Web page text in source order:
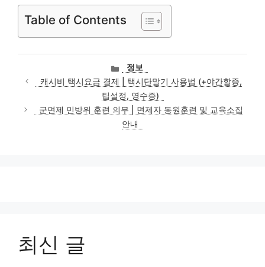
Table of Contents
카
테
고
리
정보
캐시비 택시요금 결제 | 택시단말기 사용법 (+야간할증,
팁설정, 영수증)
군면제 민방위 훈련 의무 | 면제자 동원훈련 및 교육소집
안내
최신 글